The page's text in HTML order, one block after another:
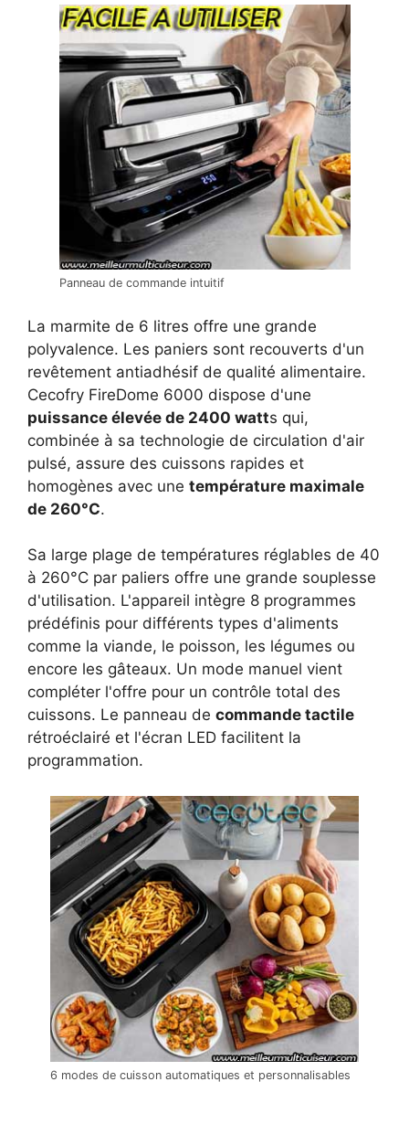
Panneau de commande intuitif
La marmite de 6 litres offre une grande
polyvalence. Les paniers sont recouverts d'un
revêtement antiadhésif de qualité alimentaire.
Cecofry FireDome 6000 dispose d'une
puissance élevée de 2400 watts qui,
combinée à sa technologie de circulation d'air
pulsé, assure des cuissons rapides et
homogènes avec une température maximale
de 260°C.
Sa large plage de températures réglables de 40
à 260°C par paliers offre une grande souplesse
d'utilisation. L'appareil intègre 8 programmes
prédéfinis pour différents types d'aliments
comme la viande, le poisson, les légumes ou
encore les gâteaux. Un mode manuel vient
compléter l'offre pour un contrôle total des
cuissons. Le panneau de commande tactile
rétroéclairé et l'écran LED facilitent la
programmation.
6 modes de cuisson automatiques et personnalisables